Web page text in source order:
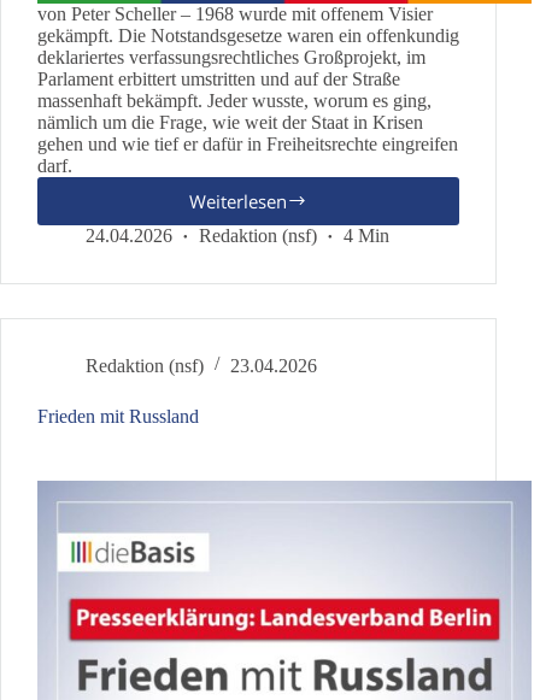
von Peter Scheller – 1968 wurde mit offenem Visier
gekämpft. Die Notstandsgesetze waren ein offenkundig
deklariertes verfassungsrechtliches Großprojekt, im
Parlament erbittert umstritten und auf der Straße
massenhaft bekämpft. Jeder wusste, worum es ging,
nämlich um die Frage, wie weit der Staat in Krisen
gehen und wie tief er dafür in Freiheitsrechte eingreifen
darf.
Weiterlesen
Der
Notstand
heute
24.04.2026 Redaktion (nsf) 4 Min
Redaktion (nsf) 23.04.2026
Frieden mit Russland